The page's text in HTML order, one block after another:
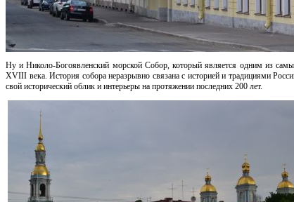
Ну и Николо-Богоявленский морской Собор, который является одним из
XVIII века. История собора неразрывно связана с историей и традициями
свой исторический облик и интерьеры на протяжении последних 200 лет.